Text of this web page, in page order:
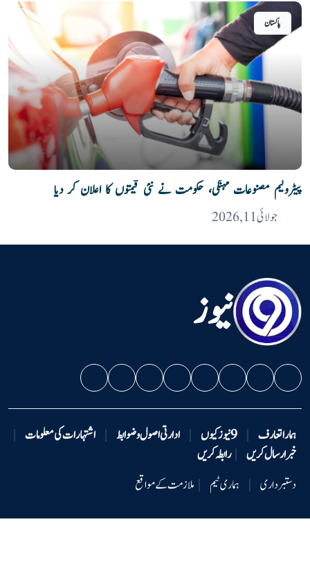
پاکستان
پیٹرولیم مصنوعات مہنگی، حکومت نے نئی قیمتوں کا اعلان کر دیا
جولائی 11, 2026
نیوز
ہمارا تعارف | 9 نیوزکیوں | ادارتی اصول و ضوابط | اشتہارات کی معلومات |
خبر ارسال کریں | رابطہ کریں
دستبرداری | ہماری ٹیم | ملازمت کے مواقع